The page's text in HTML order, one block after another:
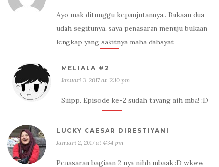
Ayo mak ditunggu kepanjutannya.. Bukaan dua
udah segitunya, saya penasaran menuju bukaan
lengkap yang sakitnya maha dahsyat
MELIALA #2
Januari 3, 2017 at 12:10 pm
Siiipp. Episode ke-2 sudah tayang nih mba! :D
LUCKY CAESAR DIRESTIYANI
Januari 2, 2017 at 4:34 pm
Penasaran bagiaan 2 nya nihh mbaak :D wkww